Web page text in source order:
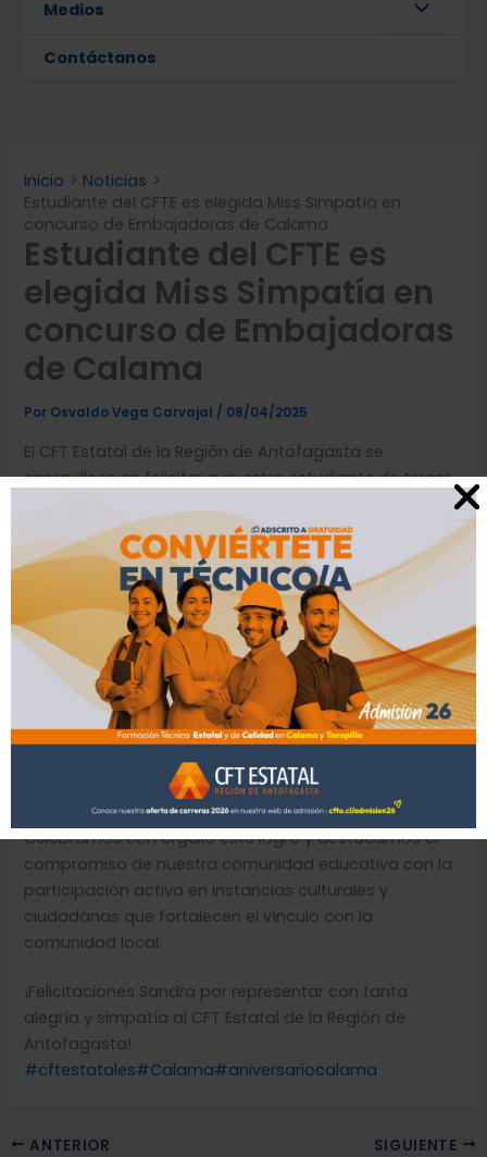
Medios
Contáctanos
Inicio
Noticias
Estudiante del CFTE es elegida Miss Simpatía en
concurso de Embajadoras de Calama
Estudiante del CFTE es
elegida Miss Simpatía en
concurso de Embajadoras
de Calama
Por Osvaldo Vega Carvajal / 08/04/2025
El CFT Estatal de la Región de Antofagasta se
enorgullece en felicitar a nuestra estudiante de tercer
EducaciónDiferencial e Inclusión, Sandra Carmona
Pizarro, quien ha sido distinguida por sus compañeras
como Miss Simpatía en el marco del concurso de
Embajadoras de Calama, realizado con motivo del
146° Aniversario de la «Tierra de sol y cobre».
Este reconocimiento refleja no solo su carisma y
calidad humana, sino también los valores que como
institución promovemos entre nuestras y nuestros
estudiantes: respeto, inclusión, empatía y liderazgo
Celebramos con orgullo este logro y destacamos el
compromiso de nuestra comunidad educativa con la
participación activa en instancias culturales y
ciudadanas que fortalecen el vínculo con la
comunidad local.
¡Felicitaciones Sandra por representar con tanta
alegría y simpatía al CFT Estatal de la Región de
Antofagasta!
#cftestatales#Calama#aniversariocalama
ANTERIOR SIGUIENTE